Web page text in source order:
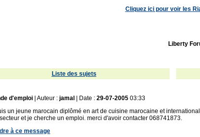
Cliquez ici pour voir les
Liberty
Liste des sujets
d'emploi | Auteur : jamal | Date : 29-07-2005 03:33
un jeune marocain diplômé en art de cuisine marocaine et
et je cherche un emploi. merci d'avoir contacter 068741873.
à ce message